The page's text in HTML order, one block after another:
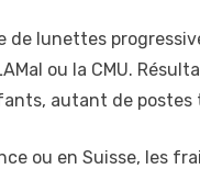
de lunettes
ou la CMU.
autant de postes
ou en Suisse, les